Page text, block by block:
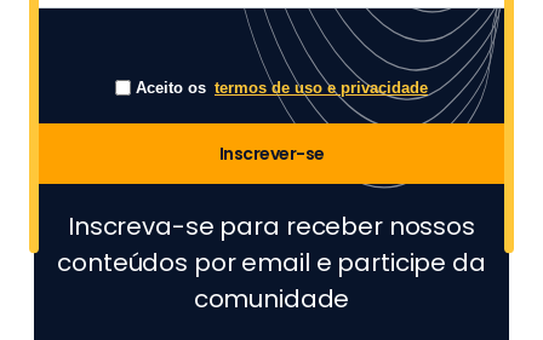
Aceito os termos de uso e privacidade
Inscrever-se
Inscreva-se para receber nossos
conteúdos por email e participe da
comunidade